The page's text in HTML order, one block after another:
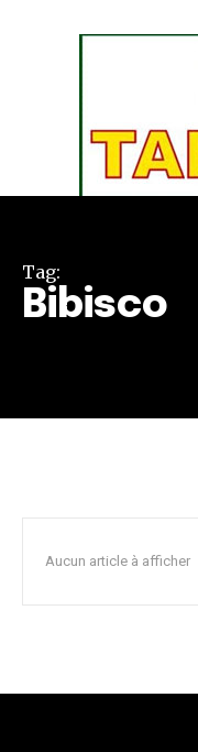
Tag:
Bibisco
Aucun article à afficher